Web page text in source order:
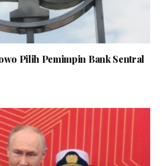
Pilih Pemimpin Bank Sentral